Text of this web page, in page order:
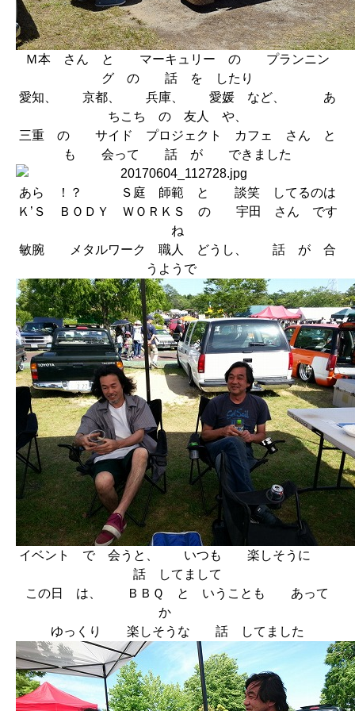
Ｍ本 さん と マーキュリー の プランニン
グ の 話 を したり
愛知、 京都、 兵庫、 愛媛 など、 あ
ちこち の 友人 や、
三重 の サイド プロジェクト カフェ
さん と
も 会って 話 が できました
あら ！？ Ｓ庭 師範 と 談笑 してるのは
Ｋ’Ｓ ＢＯＤＹ ＷＯＲＫＳ
の 宇田 さん です
ね
敏腕 メタルワーク 職人 どうし、 話 が 合
うようで
イベント で 会うと、 いつも 楽しそうに
話 してまして
この日 は、 ＢＢＱ と いうことも あって
か
ゆっくり 楽しそうな 話 してました